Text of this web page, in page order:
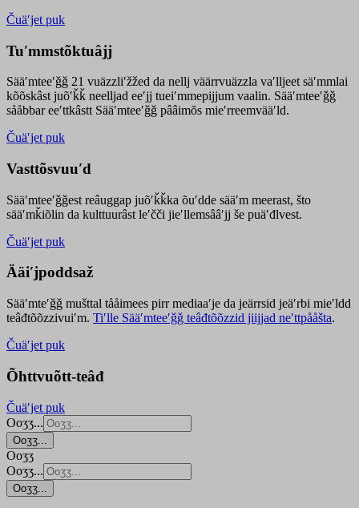
Čuäʹjet puk
Tuʹmmstõktuâjj
Sääʹmteeʹǧǧ 21 vuäzzliʹžžed da nellj väärrvuäzzla vaʹlljeet säʹmmlai
kõõskâst juõʹǩǩ neelljad eeʹjj tueiʹmmepijjum vaalin. Sääʹmteeʹǧǧ
sååbbar eeʹttkâstt Sääʹmteeʹǧǧ pââimõs mieʹrreemvääʹld.
Čuäʹjet puk
Vasttõsvuuʹd
Sääʹmteeʹǧǧest reâuggap juõʹǩǩka õuʹdde sääʹm meerast, što
sääʹmǩiõlin da kulttuurâst leʹčči jieʹllemsââʹjj še puäʹđlvest.
Čuäʹjet puk
Ääiʹjpoddsaž
Sääʹmteʹǧǧ mušttal tååimees pirr mediaaʹje da jeärrsid jeäʹrbi mieʹldd
teâđtõõzzivuiʹm. Tiʹlle Sääʹmteeʹǧǧ teâđtõõzzid jiijjad neʹttpååšta.
Čuäʹjet puk
Õhttvuõtt-teâđ
Čuäʹjet puk
Ooʒʒ...
Ooʒʒ...
Ooʒʒ
Ooʒʒ...
Ooʒʒ...